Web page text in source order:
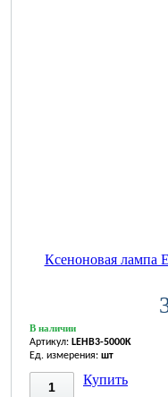
Ксеноновая лампа
В наличии
Артикул: LEHB3-5000K
Ед. измерения: шт
Купить